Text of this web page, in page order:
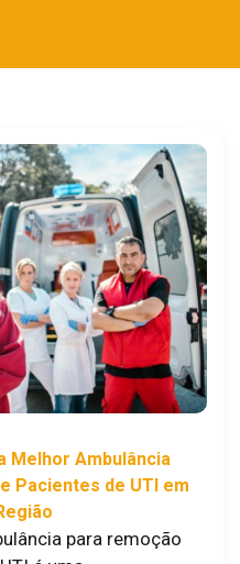
Melhor Ambulância
Pacientes de UTI em
para remoção